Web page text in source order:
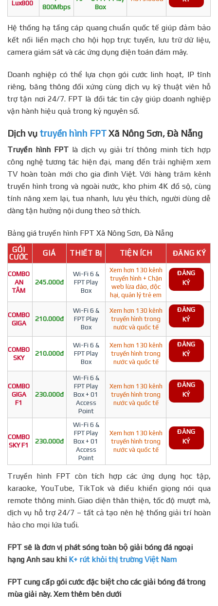
Lux800
800Mbps
Box
Hệ thống hạ tầng cáp quang chuẩn quốc tế giúp đảm bảo
kết nối liền mạch cho hội họp trực tuyến, lưu trữ dữ liệu,
camera giám sát và các ứng dụng điện toán đám mây.
Doanh nghiệp có thể lựa chọn gói cước linh hoạt, IP tĩnh
riêng, băng thông đối xứng cùng dịch vụ kỹ thuật viên hỗ
trợ tận nơi 24/7. FPT là đối tác tin cậy giúp doanh nghiệp
vận hành hiệu quả trong kỷ nguyên số.
Dịch vụ truyền hình FPTXã Nông Sơn, Đà Nẵng
Truyền hình FPT là dịch vụ giải trí thông minh tích hợp
công nghệ tương tác hiện đại, mang đến trải nghiệm xem
TV hoàn toàn mới cho gia đình Việt. Với hàng trăm kênh
truyền hình trong và ngoài nước, kho phim 4K đồ sộ, cùng
tính năng xem lại, tua nhanh, lưu yêu thích, người dùng dễ
dàng tận hưởng nội dung theo sở thích.
Bảng giá truyền hình FPT Xã Nông Sơn, Đà Nẵng
GÓI
CƯỚC
GIÁ THIẾT BỊ TIỆN ÍCH ĐĂNG KÝ
COMBO
AN
TÂM
245.000đ
Wi-Fi 6 &
FPT Play
Box
Xem hơn 130 kênh
truyền hình + Chặn
web lừa đảo, độc
hại, quản lý trẻ em
ĐĂNG
KÝ
COMBO
GIGA
210.000đ
Wi-Fi 6 &
FPT Play
Box
Xem hơn 130 kênh
truyền hình trong
nước và quốc tế
ĐĂNG
KÝ
COMBO
SKY
210.000đ
Wi-Fi 6 &
FPT Play
Box
Xem hơn 130 kênh
truyền hình trong
nước và quốc tế
ĐĂNG
KÝ
COMBO
GIGA
F1
230.000đ
Wi-Fi 6 &
FPT Play
Box + 01
Access
Point
Xem hơn 130 kênh
truyền hình trong
nước và quốc tế
ĐĂNG
KÝ
COMBO
SKY F1
230.000đ
Wi-Fi 6 &
FPT Play
Box + 01
Access
Point
Xem hơn 130 kênh
truyền hình trong
nước và quốc tế
ĐĂNG
KÝ
Truyền hình FPT còn tích hợp các ứng dụng học tập,
karaoke, YouTube, TikTok và điều khiển giọng nói qua
remote thông minh. Giao diện thân thiện, tốc độ mượt mà,
dịch vụ hỗ trợ 24/7 – tất cả tạo nên hệ thống giải trí hoàn
hảo cho mọi lứa tuổi.
FPT sẽ là đơn vị phát sóng toàn bộ giải bóng đá ngoại
hạng Anh sau khi K+ rút khỏi thị trường Việt Nam
FPT cung cấp gói cước đặc biệt cho các giải bóng đá trong
mùa giải này. Xem thêm bên dưới